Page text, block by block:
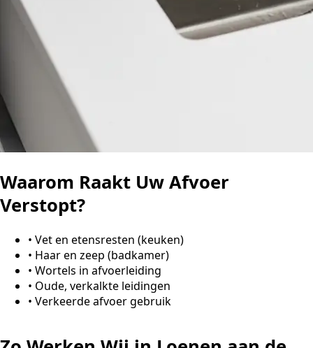
Waarom Raakt Uw Afvoer
Verstopt?
• Vet en etensresten (keuken)
• Haar en zeep (badkamer)
• Wortels in afvoerleiding
• Oude, verkalkte leidingen
• Verkeerde afvoer gebruik